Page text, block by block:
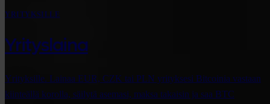
YRITYKSILLE
Yrityslaina
Yrityksille. Lainaa EUR, CZK tai PLN yrityksesi Bitcoinia vastaan
kiinteällä korolla, säilytä asemasi, maksa takaisin ja saa BTC